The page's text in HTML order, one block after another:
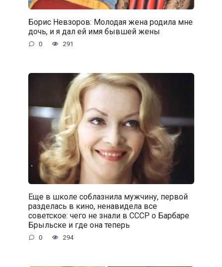
Борис Невзоров: Молодая жена родила мне
дочь, и я дал ей имя бывшей жены
0 291
Еще в школе соблазнила мужчину, первой
разделась в кино, ненавидела все
советское: чего не знали в СССР о Барбаре
Брыльске и где она теперь
0 294